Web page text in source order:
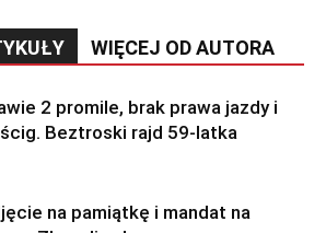
WIĘCEJ OD AUTORA
2 promile, brak prawa jazdy i
Beztroski rajd 59-latka
na pamiątkę i mandat na